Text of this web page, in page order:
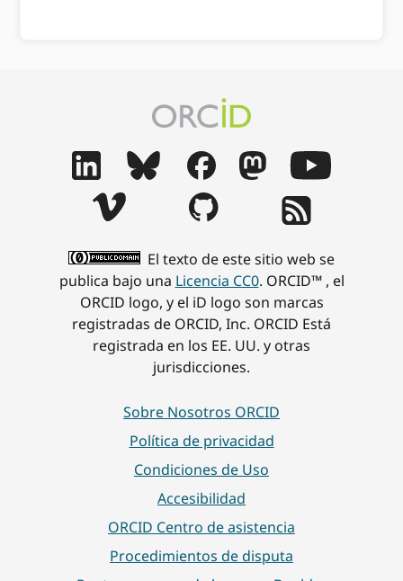
El texto de este sitio web se
publica bajo una Licencia CC0. ORCID™ , el
ORCID logo, y el iD logo son marcas
registradas de ORCID, Inc. ORCID Está
registrada en los EE. UU. y otras
jurisdicciones.
Sobre Nosotros ORCID
Política de privacidad
Condiciones de Uso
Accesibilidad
ORCID Centro de asistencia
Procedimientos de disputa